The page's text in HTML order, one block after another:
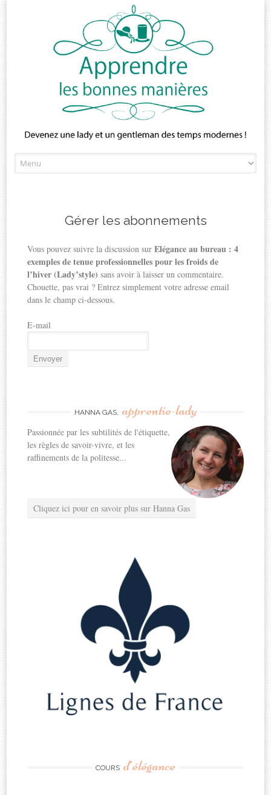
to
Gérer les abonnements
Vous pouvez suivre la discussion surElégance au bureau : 4
exemples de tenue professionnelles pour les froids de
l’hiver (Lady’style) sans avoir à laisser un commentaire.
Chouette, pas vrai ? Entrez simplement votre adresse email
dans le champ ci-dessous.
E-mail
HANNA GAS, apprentie-lady
Passionnée par les subtilités de l'étiquette,
les règles de savoir-vivre, et les
raffinements de la politesse...
Cliquez ici pour en savoir plus sur Hanna Gas
COURS d’élégance